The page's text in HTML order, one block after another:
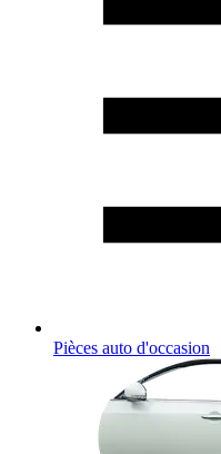
Pièces auto d'occasion